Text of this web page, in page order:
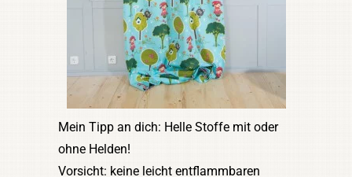
Mein Tipp an dich: Helle Stoffe mit oder
ohne Helden!
Vorsicht: keine leicht entflammbaren